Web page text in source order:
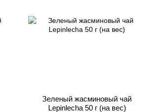
Зеленый жасминовый чай
Lepinlecha 50 г (на вес)